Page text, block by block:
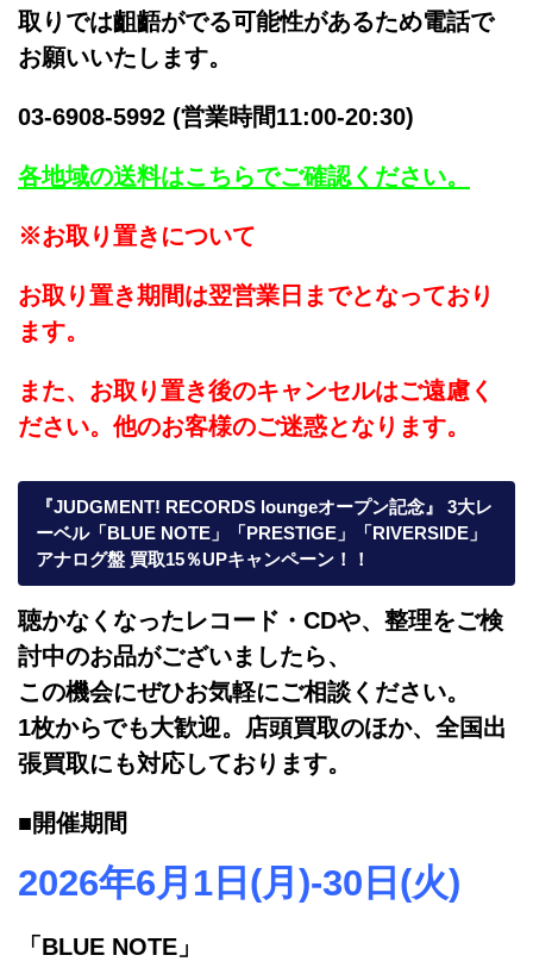
取りでは齟齬がでる可能性があるため電話で
お願いいたします。
03-6908-5992 (営業時間11:00-20:30)
各地域の送料はこちらでご確認ください。
※お取り置きについて
お取り置き期間は翌営業日までとなっており
ます。
また、お取り置き後のキャンセルはご遠慮く
ださい。他のお客様のご迷惑となります。
『JUDGMENT! RECORDS loungeオープン記念』 3大レ
ーベル「BLUE NOTE」「PRESTIGE」「RIVERSIDE」
アナログ盤 買取15％UPキャンペーン！！
聴かなくなったレコード・CDや、整理をご検
討中のお品がございましたら、
この機会にぜひお気軽にご相談ください。
1枚からでも大歓迎。店頭買取のほか、全国出
張買取にも対応しております。
■開催期間
2026年6月1日(月)-30日(火)
「BLUE NOTE」